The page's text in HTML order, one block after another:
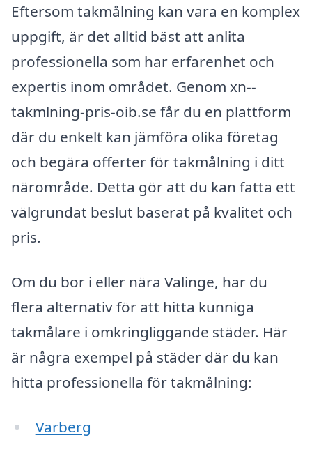
Eftersom takmålning kan vara en komplex
uppgift, är det alltid bäst att anlita
professionella som har erfarenhet och
expertis inom området. Genom xn--
takmlning-pris-oib.se får du en plattform
där du enkelt kan jämföra olika företag
och begära offerter för takmålning i ditt
närområde. Detta gör att du kan fatta ett
välgrundat beslut baserat på kvalitet och
pris.
Om du bor i eller nära Valinge, har du
flera alternativ för att hitta kunniga
takmålare i omkringliggande städer. Här
är några exempel på städer där du kan
hitta professionella för takmålning:
Varberg